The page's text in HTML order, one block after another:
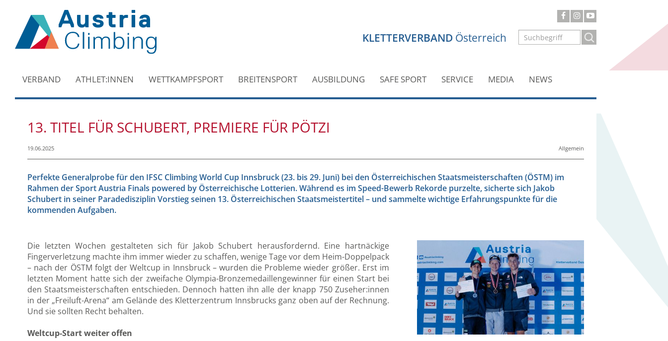
KLETTERVERBAND Österreich
VERBAND ATHLET:INNEN WETTKAMPFSPORT BREITENSPORT AUSBILDUNG SAFE SPORT SERVICE MEDIA NEWS
13. TITEL FÜR SCHUBERT, PREMIERE FÜR PÖTZI
19.06.2025 Allgemein
Perfekte Generalprobe für den IFSC Climbing World Cup Innsbruck (23. bis 29. Juni) bei den Österreichischen Staatsmeisterschaften (ÖSTM) im
Rahmen der Sport Austria Finals powered by Österreichische Lotterien. Während es im Speed-Bewerb Rekorde purzelte, sicherte sich Jakob
Schubert in seiner Paradedisziplin Vorstieg seinen 13. Österreichischen Staatsmeistertitel – und sammelte wichtige Erfahrungspunkte für die
kommenden Aufgaben.
Die letzten Wochen gestalteten sich für Jakob Schubert herausfordernd. Eine hartnäckige
Fingerverletzung machte ihm immer wieder zu schaffen, wenige Tage vor dem Heim-Doppelpack
– nach der ÖSTM folgt der Weltcup in Innsbruck – wurden die Probleme wieder größer. Erst im
letzten Moment hatte sich der zweifache Olympia-Bronzemedaillengewinner für einen Start bei
den Staatsmeisterschaften entschieden. Dennoch hatten ihn alle der knapp 750 Zuseher:innen
in der „Freiluft-Arena“ am Gelände des Kletterzentrum Innsbrucks ganz oben auf der Rechnung.
Und sie sollten Recht behalten.
Weltcup-Start weiter offen